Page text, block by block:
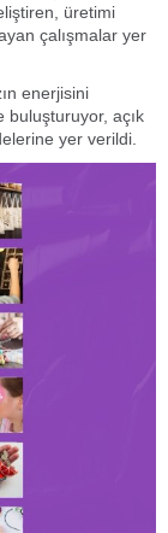
üretimi
çalışmalar yer
enerjisini
açık
yer verildi.